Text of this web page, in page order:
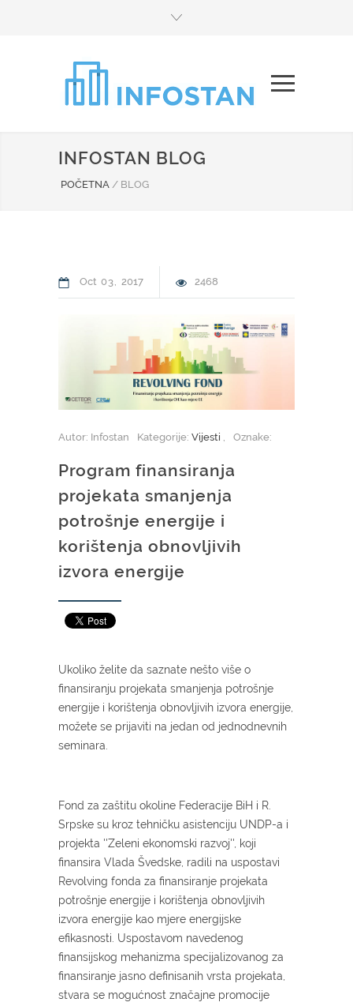
INFOSTAN BLOG
POČETNA / BLOG
Oct 03 2017 2468
Autor: Infostan Kategorije: Vijesti Oznake:
Program finansiranja
projekata smanjenja
potrošnje energije i
korištenja obnovljivih
izvora energije
Ukoliko želite da saznate nešto više o
finansiranju projekata smanjenja potrošnje
energije i korištenja obnovljivih izvora energije,
možete se prijaviti na jedan od jednodnevnih
seminara.
Fond za zaštitu okoline Federacije BiH i R.
Srpske su kroz tehničku asistenciju UNDP-a i
projekta ''Zeleni ekonomski razvoj'', koji
finansira Vlada Švedske, radili na uspostavi
Revolving fonda za finansiranje projekata
potrošnje energije i korištenja obnovljivih
izvora energije kao mjere energijske
efikasnosti. Uspostavom navedenog
finansijskog mehanizma specijalizovanog za
finansiranje jasno definisanih vrsta projekata,
stvara se mogućnost značajne promocije